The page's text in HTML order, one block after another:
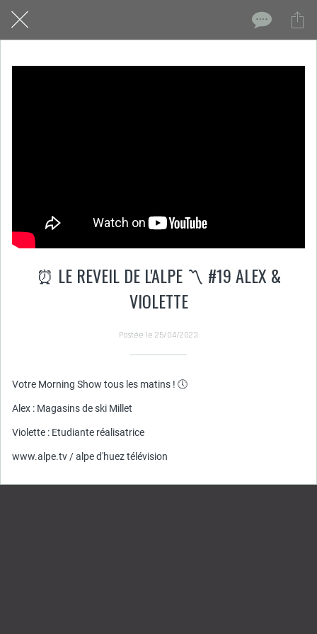
⏰ LE REVEIL DE L'ALPE 〽️ #19 ALEX &
VIOLETTE
Postée le 25/04/2023
Votre Morning Show tous les matins ! 🕔
Alex : Magasins de ski Millet
Violette : Etudiante réalisatrice
www.alpe.tv / alpe d'huez télévision